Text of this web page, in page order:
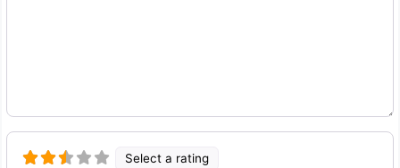
Select a rating